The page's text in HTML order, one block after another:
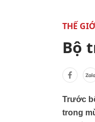
THẾ
Bộ
Trước
trong